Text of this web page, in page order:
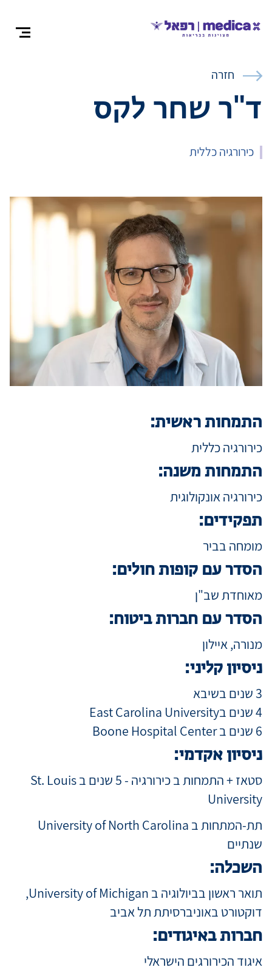
צרו
ניתוחים
מגזין
חזרה
ד"ר שחר לקס
כירורגיה כללית
התמחות ראשית:
כירורגיה כללית
התמחות משנה:
כירורגיה אונקולוגית
תפקידים:
מומחה בביר
הסדר עם קופות חולים:
מאוחדת שב"ן
הסדר עם חברות ביטוח:
מנורה, איילון
ניסיון קליני:
3 שנים בשיבא
4 שנים בEast Carolina University
6 שנים ב Boone Hospital Center
ניסיון אקדמי:
סטאז + התמחות ב כירורגיה - 5 שנים ב St. Louis
University
תת-המתחות ב University of North Carolina
שנתיים
השכלה:
תואר ראשון בביולוגיה ב University of Michigan,
דוקטורט באוניברסיתת תל אביב
חברות באיגודים:
איגוד הכירורגים הישראלי